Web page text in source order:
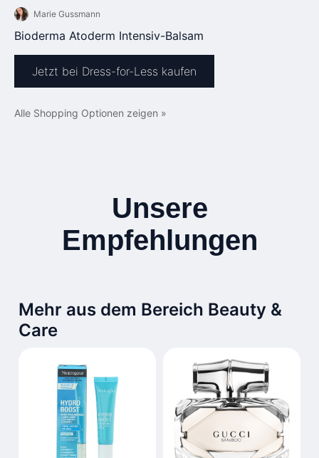
Marie Gussmann
Bioderma Atoderm Intensiv-Balsam
Jetzt bei Dress-for-Less kaufen
Alle Shopping Optionen zeigen »
Unsere
Empfehlungen
Mehr aus dem Bereich Beauty &
Care